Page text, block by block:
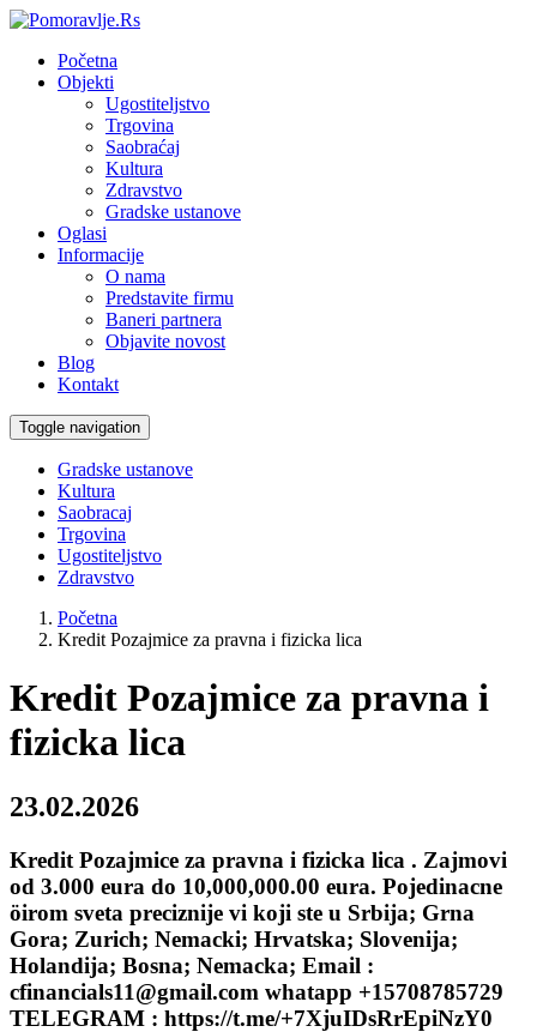
Početna
Objekti
Ugostiteljstvo
Trgovina
Saobraćaj
Kultura
Zdravstvo
Gradske ustanove
Oglasi
Informacije
O nama
Predstavite firmu
Baneri partnera
Objavite novost
Blog
Kontakt
Toggle navigation
Gradske ustanove
Kultura
Saobracaj
Trgovina
Ugostiteljstvo
Zdravstvo
Početna
Kredit Pozajmice za pravna i fizicka lica
Kredit Pozajmice za pravna i
fizicka lica
23.02.2026
Kredit Pozajmice za pravna i fizicka lica . Zajmovi
od 3.000 eura do 10,000,000.00 eura. Pojedinacne
öirom sveta preciznije vi koji ste u Srbija; Grna
Gora; Zurich; Nemacki; Hrvatska; Slovenija;
Holandija; Bosna; Nemacka; Email :
cfinancials11@gmail.com whatapp +15708785729
TELEGRAM : https://t.me/+7XjuIDsRrEpiNzY0